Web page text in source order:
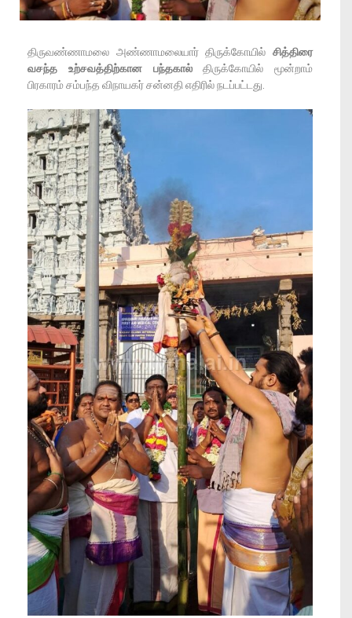
திருவண்ணாமலை அண்ணாமலையார் திருக்கோயில் சித்திரை
வசந்த உற்சவத்திற்கான பந்தகால்திருக்கோயில் மூன்றாம்
பிரகாரம் சம்பந்த விநாயகர் சன்னதி எதிரில் நடப்பட்டது.